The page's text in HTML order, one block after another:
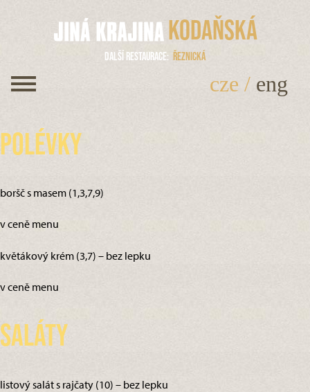
Kodaňská
Další restaurace Řeznická
cze / eng
Polévky
boršč s masem (1,3,7,9)
v ceně menu
květákový krém (3,7) – bez lepku
v ceně menu
Saláty
listový salát s rajčaty (10) – bez lepku